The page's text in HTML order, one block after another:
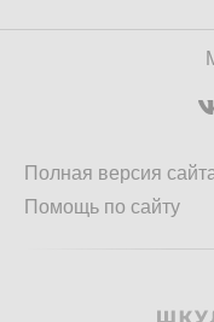
Полная версия
Помощь по сайту